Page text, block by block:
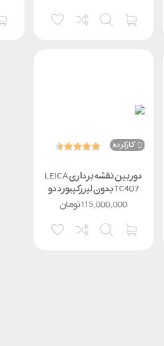
کارکرده
دوربین نقشه برداری LEICA
TC407 بدون لیزرکیبورد دو
طرفه تومان115,000,000